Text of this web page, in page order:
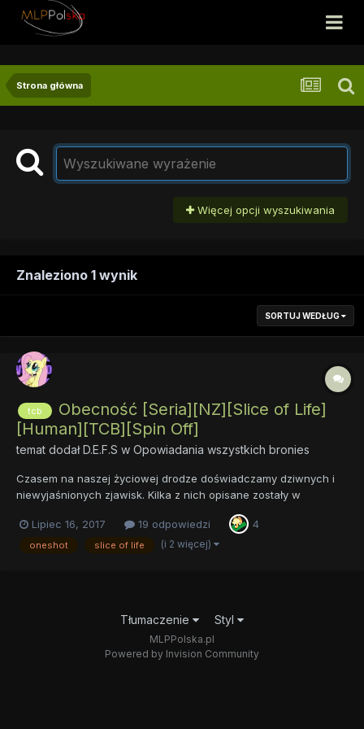
Strona główna
Więcej opcji wyszukiwania
Znaleziono 1 wynik
SORTUJ WEDŁUG
tcb
Obecność [Seria][NZ][Slice of Life]
[Human][TCB][Spin Off]
temat dodałD.E.F.S w Opowiadania wszystkich bronies
Czasem na naszej życiowej drodze doświadczamy dziwnych i
niewyjaśnionych zjawisk. Kilka z nich opisane zostały w
większego multiwersum i dopełnieniem świata TCB, który
możecie poznać w opowiadaniu "Avatar". Dwie pierw...
Lipiec 16, 2017 19 odpowiedzi 4
oneshot slice of life (i 2 więcej)
Tłumaczenie Styl
MLPPolska.pl
Powered by Invision Community